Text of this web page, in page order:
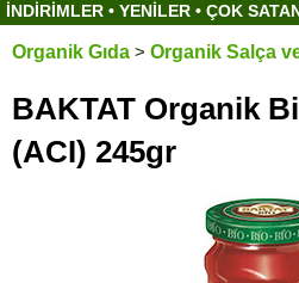
İNDİRİMLER • YENİLER • ÇOK
Organik Gıda > Organik Salça
BAKTAT Organik
(ACI) 245gr